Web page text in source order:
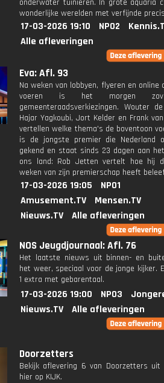
onderwater tuinieren. In grote aquaria
wonderlijke werelden met verfijnde
17-03-2026 19:10 NPO2
Alle afleveringen
Eva: Afl. 93
Na weken van lobbyen, flyeren en online
voeren is het morgen
gemeenteraadsverkiezingen. Wouter
Hajar Yagkoubi, Jort Kelder en Frank
vertellen welke thema's de boventoon
is de jongste premier die Nederland
gekend en staat sinds 23 dagen aan
ons land: Rob Jetten vertelt hoe hij
weken van zijn premierschap heeft
17-03-2026 19:05
NPO1
Amusement.TV
Mensen.TV
Nieuws.TV
Alle afleveringen
NOS Jeugdjournaal: Afl. 76
Het laatste nieuws uit binnen- en
het weer, speciaal voor de jonge kijker.
1 extra met gebarentaal.
17-03-2026 19:00 NPO3
Nieuws.TV
Alle afleveringen
Doorzetters
Bekijk aflevering 6 van Doorzetters uit
hier op KIJK.